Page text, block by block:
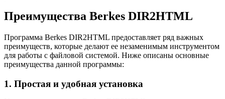
Преимущества Berkes DIR2HTML
Программа Berkes DIR2HTML предоставляет ряд важных
преимуществ, которые делают ее незаменимым инструментом
для работы с файловой системой. Ниже описаны основные
преимущества данной программы:
1. Простая и удобная установка